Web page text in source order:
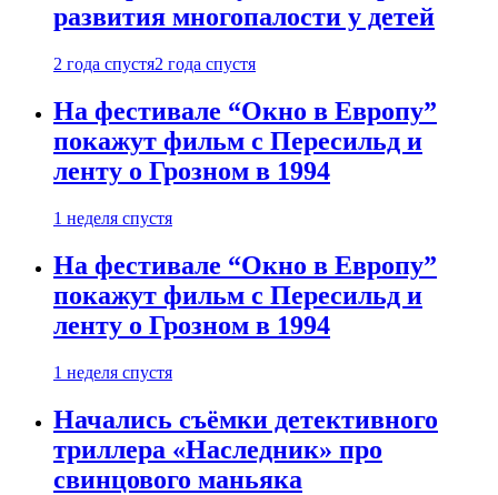
развития многопалости у детей
2 года спустя2 года спустя
На фестивале “Окно в Европу”
покажут фильм с Пересильд и
ленту о Грозном в 1994
1 неделя спустя
На фестивале “Окно в Европу”
покажут фильм с Пересильд и
ленту о Грозном в 1994
1 неделя спустя
Начались съёмки детективного
триллера «Наследник» про
свинцового маньяка